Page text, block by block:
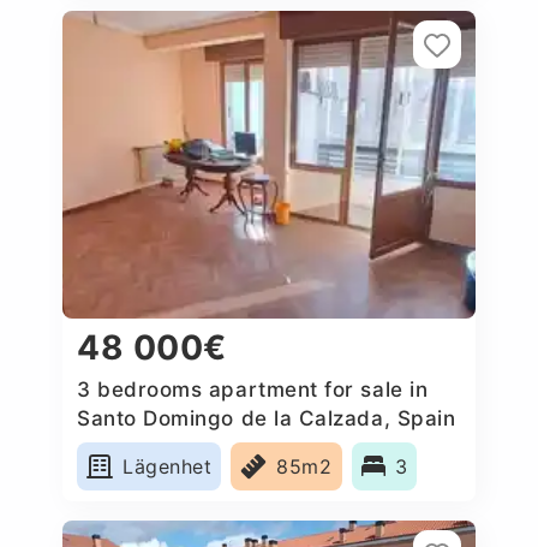
48 000€
3 bedrooms apartment for sale in
Santo Domingo de la Calzada, Spain
Lägenhet
85m2 3